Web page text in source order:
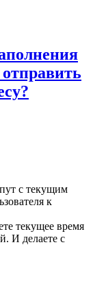
с текущим
к
текущее время
И делаете с